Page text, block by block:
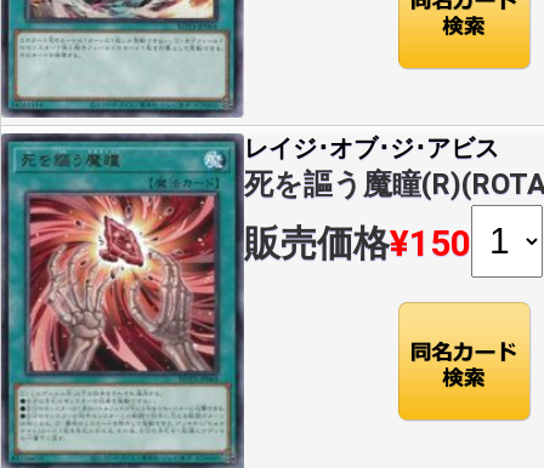
レイジ･オブ･ジ･アビス
死を謳う魔瞳
販売価格¥150